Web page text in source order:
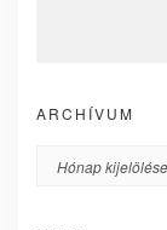
ARCHÍVUM
Archívum